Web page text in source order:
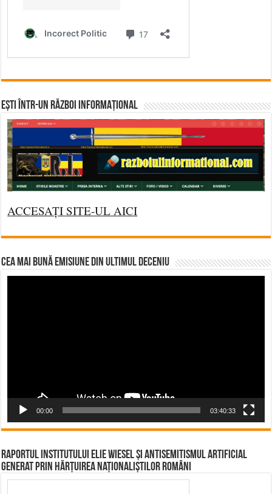
Ești într-un RĂZBOI INFORMAȚIONAL
ACCESAȚI SITE-UL AICI
CEA MAI BUNĂ EMISIUNE DIN ULTIMUL DECENIU
00:00 03:40:33
Raportul Institutului Elie Wiesel și Antisemitismul Artificial
Generat prin Hărțuirea Naționaliștilor Români